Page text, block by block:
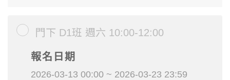
門下 D1班 週六 10:00-12:00
報名日期
2026-03-13 00:00 ~ 2026-03-23 23:59